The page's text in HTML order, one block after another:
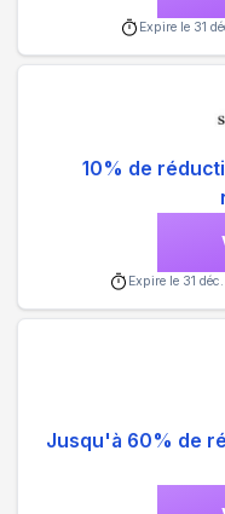
Expire le 31
10% de
Expire le 31
Jusqu'à 60% de